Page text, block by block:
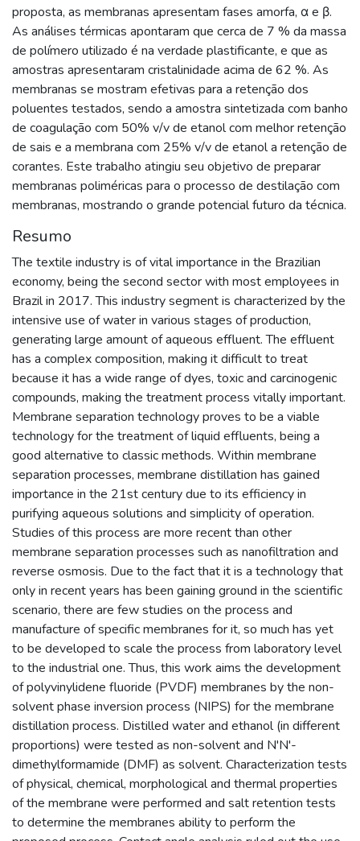
proposta, as membranas apresentam fases amorfa, α e β.
As análises térmicas apontaram que cerca de 7 % da massa
de polímero utilizado é na verdade plastificante, e que as
amostras apresentaram cristalinidade acima de 62 %. As
membranas se mostram efetivas para a retenção dos
poluentes testados, sendo a amostra sintetizada com banho
de coagulação com 50% v/v de etanol com melhor retenção
de sais e a membrana com 25% v/v de etanol a retenção de
corantes. Este trabalho atingiu seu objetivo de preparar
membranas poliméricas para o processo de destilação com
membranas, mostrando o grande potencial futuro da técnica.
Resumo
The textile industry is of vital importance in the Brazilian
economy, being the second sector with most employees in
Brazil in 2017. This industry segment is characterized by the
intensive use of water in various stages of production,
generating large amount of aqueous effluent. The effluent
has a complex composition, making it difficult to treat
because it has a wide range of dyes, toxic and carcinogenic
compounds, making the treatment process vitally important.
Membrane separation technology proves to be a viable
technology for the treatment of liquid effluents, being a
good alternative to classic methods. Within membrane
separation processes, membrane distillation has gained
importance in the 21st century due to its efficiency in
purifying aqueous solutions and simplicity of operation.
Studies of this process are more recent than other
membrane separation processes such as nanofiltration and
reverse osmosis. Due to the fact that it is a technology that
only in recent years has been gaining ground in the scientific
scenario, there are few studies on the process and
manufacture of specific membranes for it, so much has yet
to be developed to scale the process from laboratory level
to the industrial one. Thus, this work aims the development
of polyvinylidene fluoride (PVDF) membranes by the non-
solvent phase inversion process (NIPS) for the membrane
distillation process. Distilled water and ethanol (in different
proportions) were tested as non-solvent and N'N'-
dimethylformamide (DMF) as solvent. Characterization tests
of physical, chemical, morphological and thermal properties
of the membrane were performed and salt retention tests
to determine the membranes ability to perform the